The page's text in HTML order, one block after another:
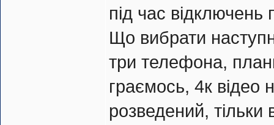
під час відключень
Що вибрати
три телефона,
граємось, 4к відео
розведений, тільки